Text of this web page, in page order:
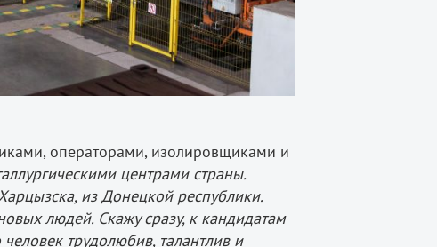
операторами, изолировщиками и
центрами страны.
из Донецкой республики.
людей. Скажу сразу, к кандидатам
трудолюбив, талантлив и